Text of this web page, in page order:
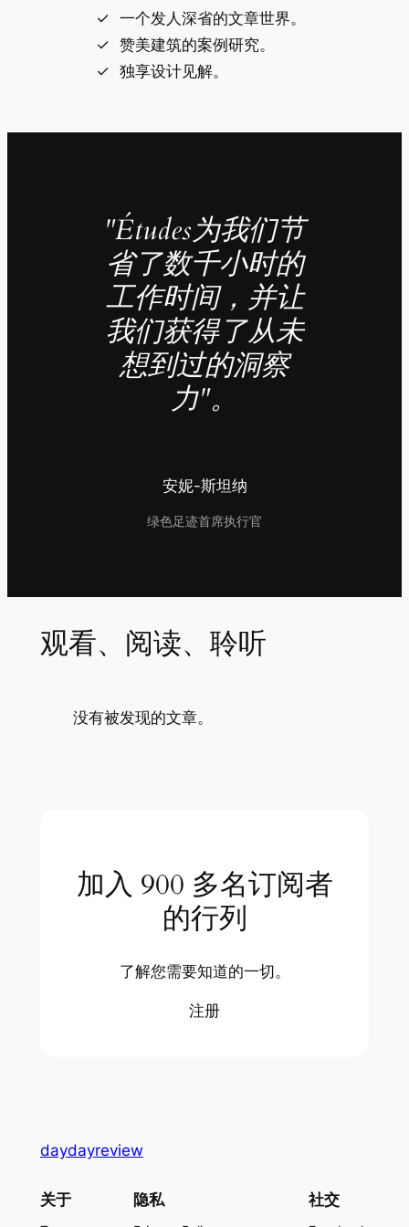
一个发人深省的文章世界。
赞美建筑的案例研究。
独享设计见解。
"Études为我们节
省了数千小时的
工作时间，并让
我们获得了从未
想到过的洞察
力"。
安妮-斯坦纳
绿色足迹首席执行官
观看、阅读、聆听
没有被发现的文章。
加入 900 多名订阅者
的行列
了解您需要知道的一切。
注册
daydayreview
关于 隐私 社交